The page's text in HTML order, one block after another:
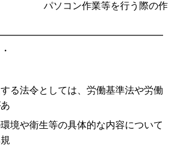
ン作業等を行う際の作
る法令としては、労働基準法や労働
境や衛生等の具体的な内容について